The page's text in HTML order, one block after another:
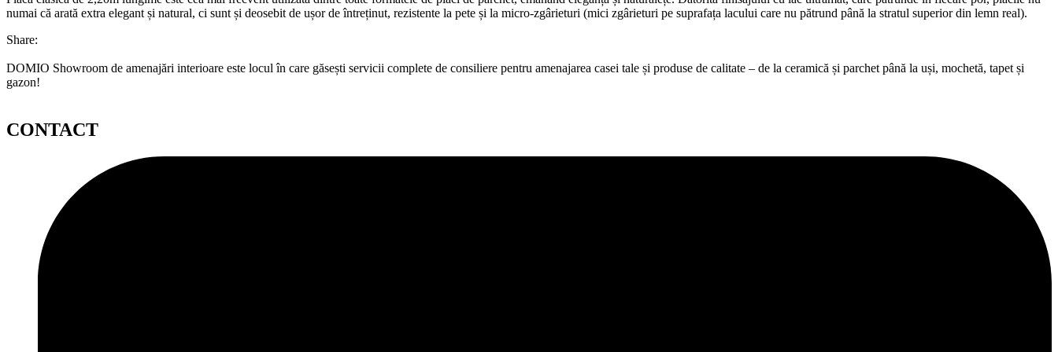
numai că arată extra elegant și natural, ci sunt și deosebit de ușor de întreținut, rezistente la pete și la micro-zgârieturi (mici zgârieturi pe suprafața lacului care nu pătrund până la stratul superior din lemn real).
Share:
DOMIO Showroom de amenajări interioare este locul în care găsești servicii complete de consiliere pentru amenajarea casei tale și produse de calitate – de la ceramică și parchet până la uși, mochetă, tapet și
gazon!
CONTACT